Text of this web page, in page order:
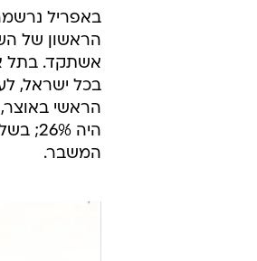
אשתקד. בתל
הראשי
המשבר.